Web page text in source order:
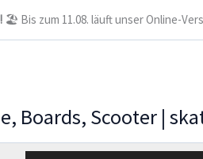
🏖️ Bis zum 11.08. läuft unser Online-
Boards, Scooter |